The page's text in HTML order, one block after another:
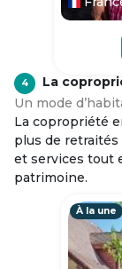
4
La
Un mode
La copropriété
plus de
et services tout
patrimoine.
À la une